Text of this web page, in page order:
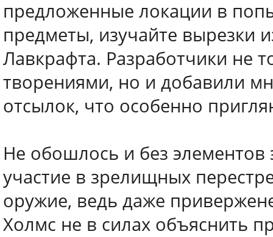
предложенные локации в
предметы, изучайте вырезки
Лавкрафта. Разработчики не
творениями, но и добавили
отсылок, что особенно
Не обошлось и без
участие в зрелищных
оружие, ведь даже
Холмс не в силах объяснить